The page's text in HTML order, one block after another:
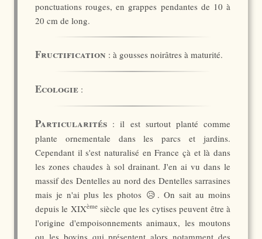
ponctuations rouges, en grappes pendantes de 10 à
20 cm de long.
Fructification : à gousses noirâtres à maturité.
Ecologie :
Particularités : il est surtout planté comme
plante ornementale dans les parcs et jardins.
Cependant il s'est naturalisé en France çà et là dans
les zones chaudes à sol drainant. J'en ai vu dans le
massif des Dentelles au nord des Dentelles sarrasines
mais je n'ai plus les photos 😥. On sait au moins
depuis le XIXèmesiècle que les cytises peuvent être à
l'origine d'empoisonnements animaux, les moutons
ou les bovins qui présentent alors notamment des